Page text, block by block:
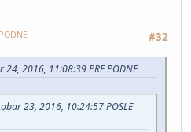
#32
2016, 11:08:39 PRE PODNE
23, 2016, 10:24:57 POSLE